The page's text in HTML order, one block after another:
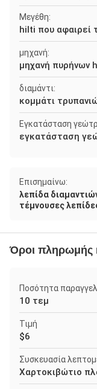
Μεγέθη:
hilti που αφαιρεί
μηχανή:
μηχανή πυρήνων
διαμάντι:
κομμάτι
Εγκατάσταση
εγκατάσταση
Επισημαίνω:
λεπίδα
τέμνουσες
Όροι πληρωμής
Ποσότητα
10 τεμ
Τιμή
$6
Συσκευασία
Χαρτοκιβώτιο